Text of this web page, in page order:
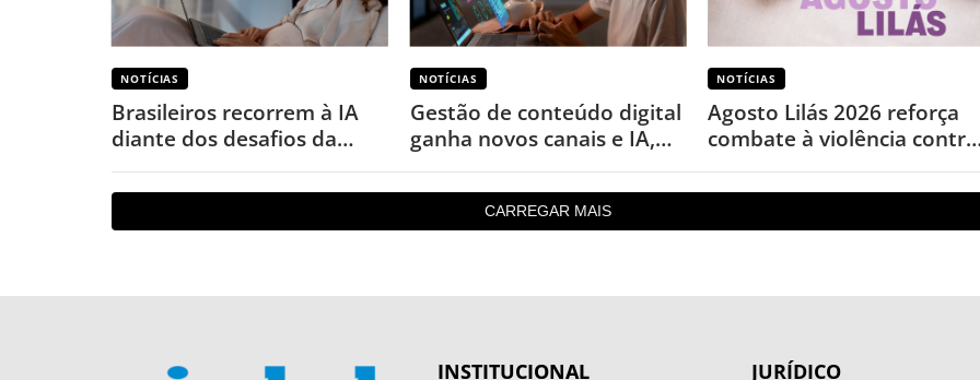
NOTÍCIAS
Brasileiros recorrem à IA
diante dos desafios da
saúde mental, revela
pesquisa
NOTÍCIAS
Gestão de conteúdo digital
ganha novos canais e IA,
aponta levantamento
NOTÍCIAS
Agosto Lilás 2026 reforça
combate à violência contra
a mulher nos 20 anos da
Lei Maria da Penha
CARREGAR MAIS
INSTITUCIONAL JURÍDICO